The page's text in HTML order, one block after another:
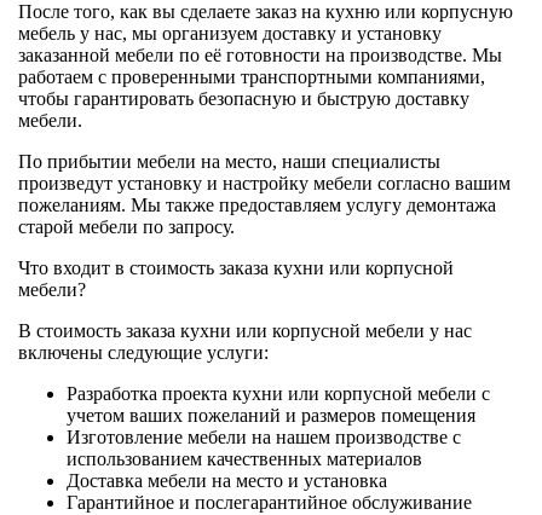
После того, как вы сделаете заказ на кухню или корпусную
мебель у нас, мы организуем доставку и установку
заказанной мебели по её готовности на производстве. Мы
работаем с проверенными транспортными компаниями,
чтобы гарантировать безопасную и быструю доставку
мебели.
По прибытии мебели на место, наши специалисты
произведут установку и настройку мебели согласно вашим
пожеланиям. Мы также предоставляем услугу демонтажа
старой мебели по запросу.
Что входит в стоимость заказа кухни или корпусной
мебели?
В стоимость заказа кухни или корпусной мебели у нас
включены следующие услуги:
Разработка проекта кухни или корпусной мебели с
учетом ваших пожеланий и размеров помещения
Изготовление мебели на нашем производстве с
использованием качественных материалов
Доставка мебели на место и установка
Гарантийное и послегарантийное обслуживание